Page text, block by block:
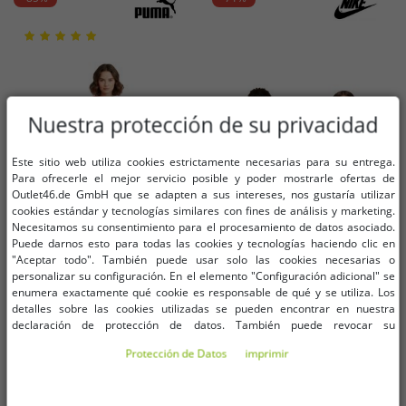
Tallas disponibles Tallas disponibles
Nuestra protección de su privacidad
Este sitio web utiliza cookies estrictamente necesarias para su entrega.
Para ofrecerle el mejor servicio posible y poder mostrarle ofertas de
Outlet46.de GmbH que se adapten a sus intereses, nos gustaría utilizar
cookies estándar y tecnologías similares con fines de análisis y marketing.
Necesitamos su consentimiento para el procesamiento de datos asociado.
Puede darnos esto para todas las cookies y tecnologías haciendo clic en
"Aceptar todo". También puede usar solo las cookies necesarias o
personalizar su configuración. En el elemento "Configuración adicional" se
enumera exactamente qué cookie es responsable de qué y se utiliza. Los
detalles sobre las cookies utilizadas se pueden encontrar en nuestra
declaración de protección de datos. También puede revocar su
encontrar en la impresión.Protección de Datos imprimir